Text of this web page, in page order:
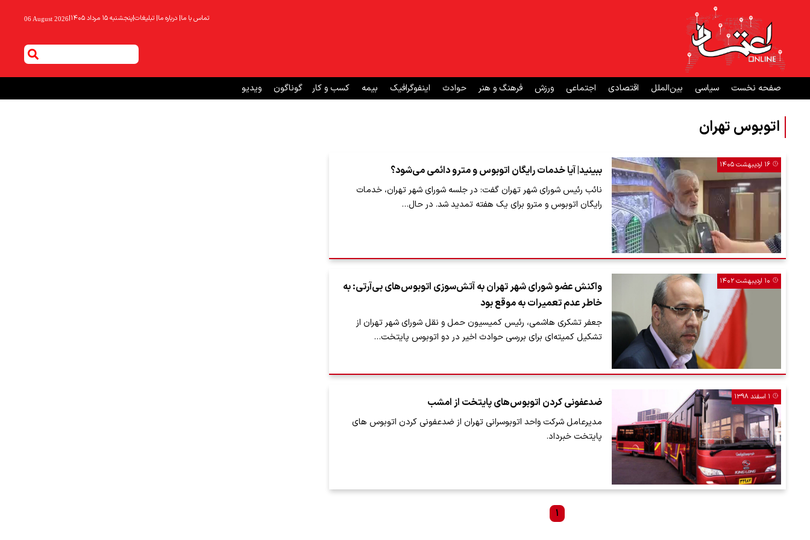
تماس با ما| درباره ما| تبلیغات|پنجشنبه ۱۵ مرداد ۱۴۰۵ |
06 August 2026
صفحه نخست سیاسی بین‌الملل اقتصادی اجتماعی ورزش فرهنگ و هنر حوادث اینفوگرافیک بیمه کسب و کار گوناگون ویدیو
اتوبوس تهران
۱۶ اردیبهشت ۱۴۰۵ ببینید| آیا خدمات رایگان اتوبوس و مترو دائمی می‌شود؟
نائب رئیس شورای شهر تهران گفت: در جلسه شورای شهر تهران، خدمات
رایگان اتوبوس و مترو برای یک هفته تمدید شد. در حال…
۱۰ اردیبهشت ۱۴۰۲
واکنش عضو شورای شهر تهران به آتش‌سوزی اتوبوس‌های بی‌آرتی: به
خاطر عدم تعمیرات به موقع بود
جعفر تشکری هاشمی، رئیس کمیسیون حمل‌ و نقل شورای شهر تهران از
تشکیل کمیته‌ای برای بررسی حوادث اخیر در دو اتوبوس‌ پایتخت…
۱ اسفند ۱۳۹۸ ضدعفونی کردن اتوبوس‌های پایتخت از امشب
مدیرعامل شرکت واحد اتوبوسرانی تهران از ضدعفونی کردن اتوبوس های
پایتخت خبرداد.
۱